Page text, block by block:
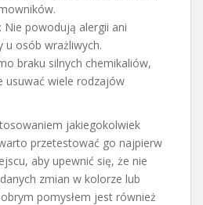
Nie powodują alergii ani
u osób wrażliwych.
braku silnych chemikaliów,
usuwać wiele rodzajów
jakiegokolwiek
przetestować go najpierw
aby upewnić się, że nie
zmian w kolorze lub
pomysłem jest również